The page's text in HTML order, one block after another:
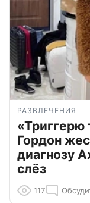
РАЗВЛЕЧЕНИЯ
«Триггерю
Гордон
диагнозу
слёз
117